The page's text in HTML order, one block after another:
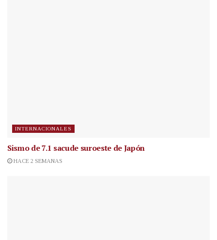
INTERNACIONALES
Sismo de 7.1 sacude suroeste de Japón
HACE 2 SEMANAS